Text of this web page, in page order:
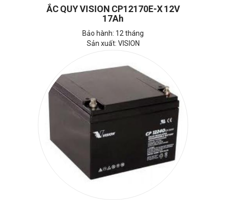
ẮC QUY VISION CP12170E-X 12V
17Ah
Bảo hành: 12 tháng
Sản xuất: VISION